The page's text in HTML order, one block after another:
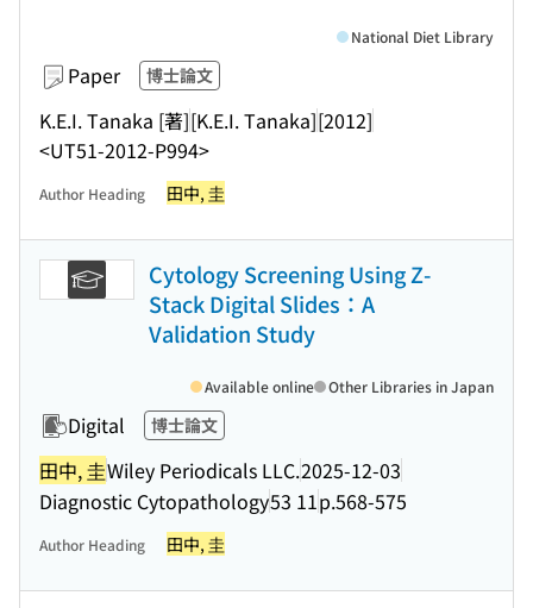
Paper 博士論文
K.E.I. Tanaka [著][K.E.I. Tanaka][2012]
<UT51-2012-P994>
National Diet Library
Author Heading 田中, 圭
Cytology Screening Using Z-
Stack Digital Slides：A
Validation Study
Digital 博士論文
田中, 圭Wiley Periodicals LLC.2025-12-03
Diagnostic Cytopathology53 11p.568-575
Available online Other Libraries in Japan
Author Heading 田中, 圭